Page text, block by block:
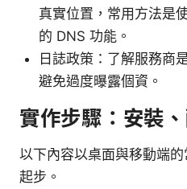
真實位置，常用方法是
的 DNS 功能。
日誌政策：了解服務商
避免過度曝露個資。
實作步驟：安裝
以下內容以桌面與移動端
起步。